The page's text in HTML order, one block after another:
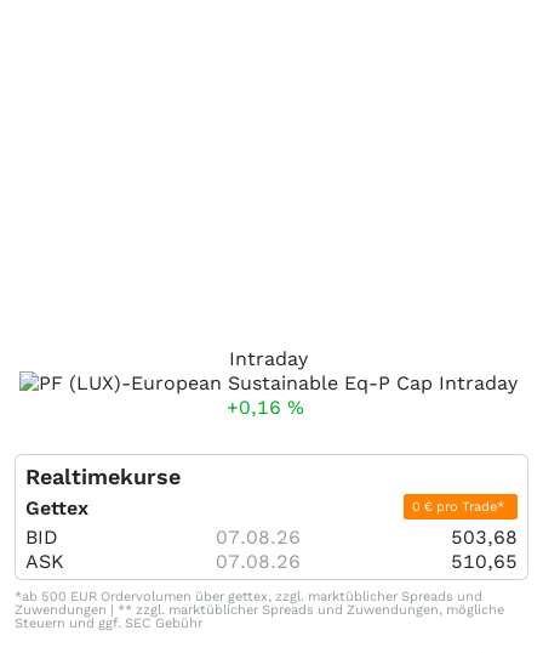
Intraday
+0,16 %
Realtimekurse
Gettex 0 € pro Trade*
BID 07.08.26
503,68
ASK
07.08.26 510,65
*ab 500 EUR Ordervolumen über gettex, zzgl. marktüblicher Spreads und
Zuwendungen | ** zzgl. marktüblicher Spreads und Zuwendungen, mögliche
Steuern und ggf. SEC Gebühr